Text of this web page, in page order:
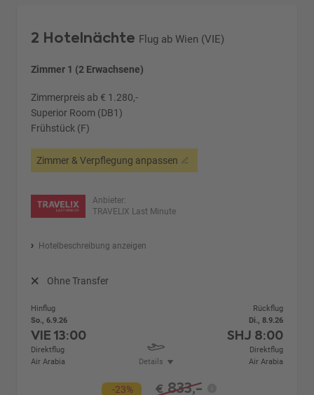
2 Hotelnächte Flug ab Wien (VIE)
Zimmer 1 (2 Erwachsene)
Zimmerpreis ab € 1.280,-
Superior Room (DB1)
Frühstück (F)
Zimmer & Verpflegung anpassen
Anbieter:
TRAVELIX Last Minute
Hotelbeschreibung anzeigen
Ohne Transfer
Hinflug
So., 6.9.26
VIE13:00
Direktflug
Air Arabia
Details
Rückflug
Di., 8.9.26
SHJ 8:00
Direktflug
Air Arabia
-23% € 833,-